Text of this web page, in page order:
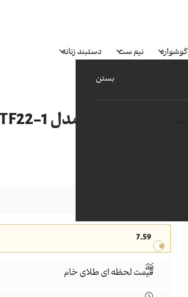
گوشواره نیم ست دستبند زنانه
بستن
انگشتر تیفانی مدل RN-TF22-1
7.59
قیمت لحظه ای طلای خام